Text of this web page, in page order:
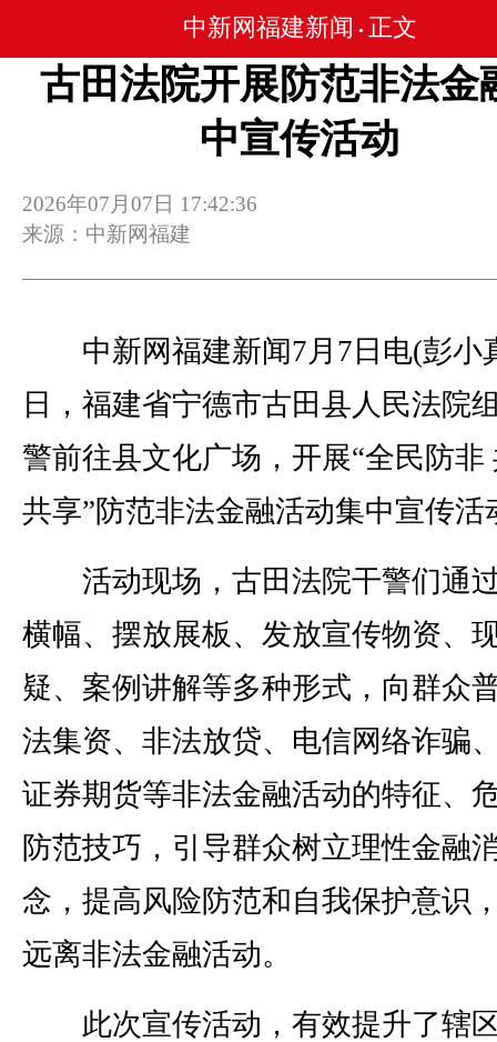
中新网福建新闻 • 正文
古田法院开展防范非法金
中宣传活动
2026年07月07日 17:42:36
来源：中新网福建
中新网福建新闻7月7日电(彭小
日，福建省宁德市古田县人民法院
警前往县文化广场，开展“全民防非
共享”防范非法金融活动集中宣传活
活动现场，古田法院干警们通
横幅、摆放展板、发放宣传物资、
疑、案例讲解等多种形式，向群众
法集资、非法放贷、电信网络诈骗
证券期货等非法金融活动的特征、
防范技巧，引导群众树立理性金融
念，提高风险防范和自我保护意识
远离非法金融活动。
此次宣传活动，有效提升了辖